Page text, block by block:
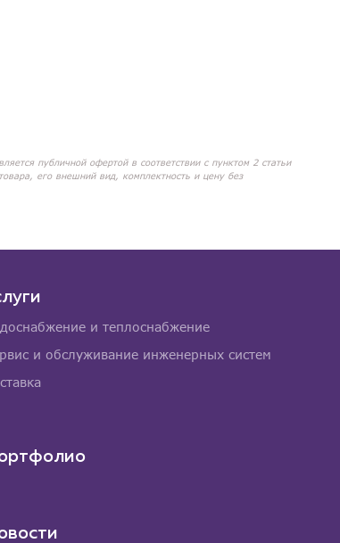
публичной офертой в соответствии с пунктом 2 статьи
его внешний вид, комплектность и цену без
и теплоснабжение
и обслуживание инженерных систем